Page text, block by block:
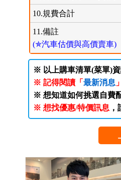
10.規費合計
11.備註
(✯汽車估價與高價賣車)
※ 以上購車清單(菜單)
※ 記得閱讀「 最新消息
※ 想知道如何挑選自費
※ 想找優惠/特價訊息 ，